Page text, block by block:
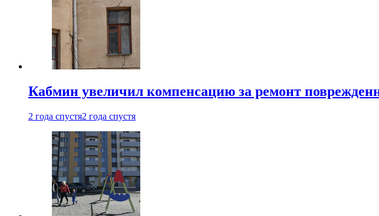
Кабмин увеличил компенсацию за ремонт
2 года спустя2 года спустя